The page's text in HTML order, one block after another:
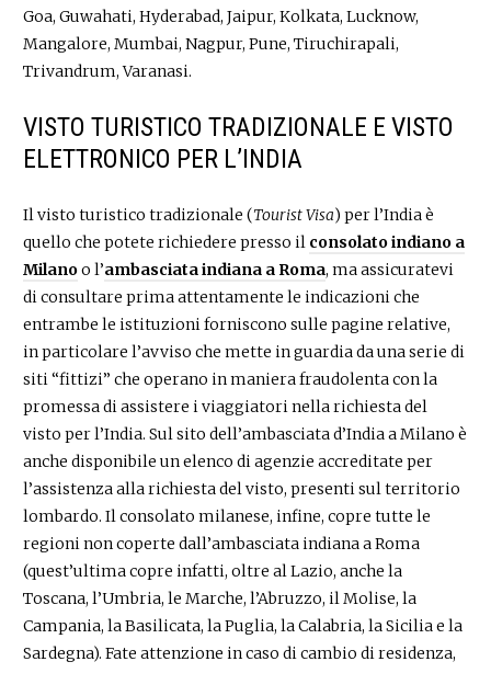
Goa, Guwahati, Hyderabad, Jaipur, Kolkata, Lucknow,
Mangalore, Mumbai, Nagpur, Pune, Tiruchirapali,
Trivandrum, Varanasi.
VISTO TURISTICO TRADIZIONALE E VISTO
ELETTRONICO PER L’INDIA
Il visto turistico tradizionale (Tourist Visa) per l’India è
quello che potete richiedere presso il consolato indiano a
Milanoo l’ambasciata indiana a Roma, ma assicuratevi
di consultare prima attentamente le indicazioni che
entrambe le istituzioni forniscono sulle pagine relative,
in particolare l’avviso che mette in guardia da una serie di
siti “fittizi” che operano in maniera fraudolenta con la
promessa di assistere i viaggiatori nella richiesta del
visto per l’India. Sul sito dell’ambasciata d’India a Milano è
anche disponibile un elenco di agenzie accreditate per
l’assistenza alla richiesta del visto, presenti sul territorio
lombardo. Il consolato milanese, infine, copre tutte le
regioni non coperte dall’ambasciata indiana a Roma
(quest’ultima copre infatti, oltre al Lazio, anche la
Toscana, l’Umbria, le Marche, l’Abruzzo, il Molise, la
Campania, la Basilicata, la Puglia, la Calabria, la Sicilia e la
Sardegna). Fate attenzione in caso di cambio di residenza,